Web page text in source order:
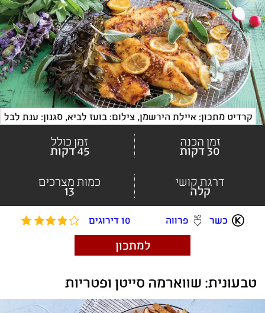
כשר פרווה 10 דירוגים
קרדיט מתכון: איילת הירשמן, צילום: בועז לביא, סגנון: ענת לבל
זמן הכנה
30 דקות
זמן כולל
45 דקות
דרגת קושי
קלה
כמות מצרכים
13
למתכון
טבעונית: שווארמה סייטן ופטריות